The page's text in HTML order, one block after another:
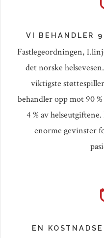
VI BEHANDLER
Fastlegeordningen,
det norske
viktigste
behandler opp mot 90
4 % av
enorme gevinster
EN